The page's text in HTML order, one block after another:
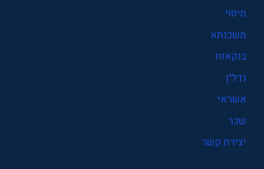
מיסוי
משכנתא
בנקאות
נדל"ן
אשראי
שכר
יצירת קשר